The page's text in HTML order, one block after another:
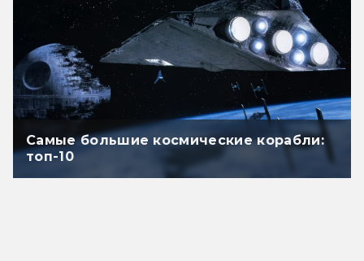
Самые большие космические корабли:
топ-10